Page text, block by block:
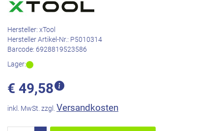
Hersteller: xTool
Hersteller Artikel-Nr.: P5010314
Barcode: 6928819523586
Lager:
€ 49,58
inkl. MwSt. zzgl. Versandkosten